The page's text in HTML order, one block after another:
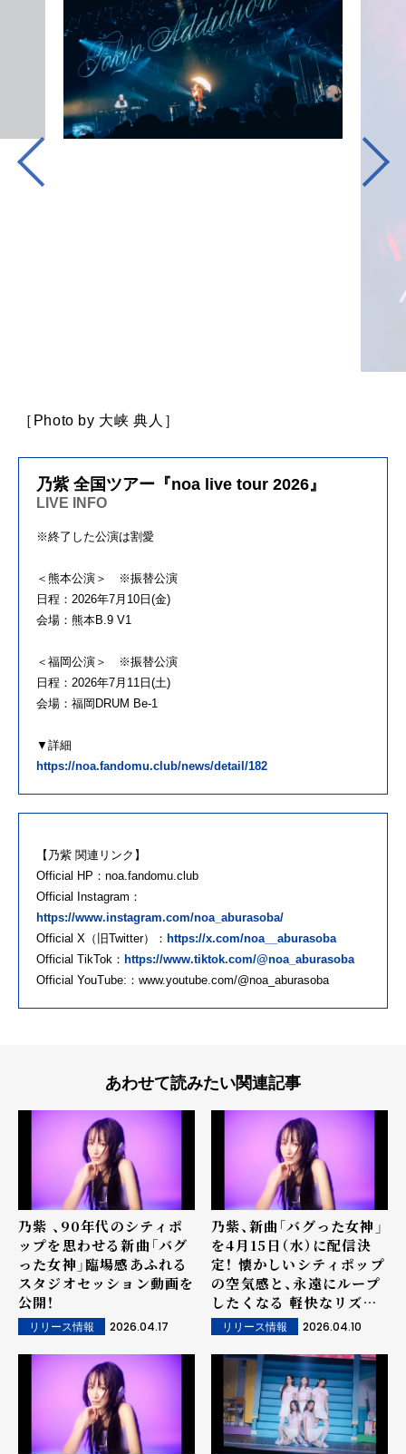
［Photo by 大峡 典人］
乃紫 全国ツアー『noa live tour 2026』
LIVE INFO
※終了した公演は割愛
＜熊本公演＞ ※振替公演
日程：2026年7月10日(金)
会場：熊本B.9 V1
＜福岡公演＞ ※振替公演
日程：2026年7月11日(土)
会場：福岡DRUM Be-1
▼詳細
https://noa.fandomu.club/news/detail/182
【乃紫 関連リンク】
Official HP：noa.fandomu.club
Official Instagram：
https://www.instagram.com/noa_aburasoba/
Official X（旧Twitter）： https://x.com/noa__aburasoba
Official TikTok： https://www.tiktok.com/@noa_aburasoba
Official YouTube:：www.youtube.com/@noa_aburasoba
あわせて読みたい関連記事
乃紫 、90年代のシティポ
ップを思わせる新曲「バグ
った女神」臨場感あふれる
スタジオセッション動画を
公開！
リリース情報 2026.04.17
乃紫、新曲「バグった女神」
を4月15日（水）に配信決
定！ 懐かしいシティポップ
の空気感と、永遠にループ
したくなる 軽快なリズム
で歌って踊りたくなる一
曲！
リリース情報 2026.04.10